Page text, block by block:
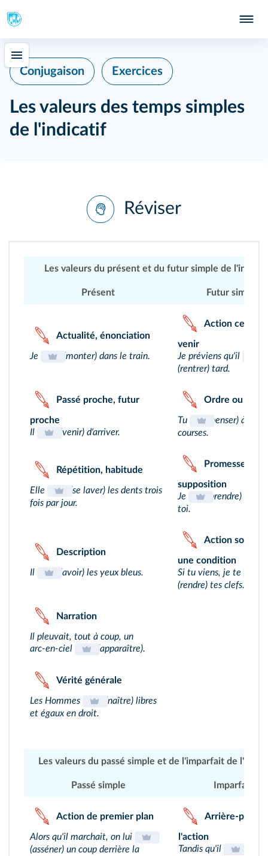
Conjugaison Exercices
Les valeurs des temps simples
de l'indicatif
Réviser
Les valeurs du présent et du futur simple de
Présent Futur simple
Actualité, énonciation
Je (monter) dans le train.
Action
venir
Je préviens qu'il
(rentrer) tard.
Passé proche, futur
proche
Il
(venir) d'arriver.
Ordre ou
Tu
(penser) à
courses.
Répétition, habitude
Elle
(se laver) les dents trois
fois par jour.
Promesse ou
supposition
Je
(prendre) soin
toi.
Description
Il (avoir) les yeux bleus.
Action
une condition
Si tu viens, je te
(rendre) tes clefs.
Narration
Il pleuvait, tout à coup, un
arc‑en‑ciel
(apparaître).
Vérité générale
Les Hommes
(naître) libres
et égaux en droit.
Les valeurs du passé simple et de l'imparfait de
Passé simple Imparfait
Action de premier plan
Alors qu'il marchait, on lui
(asséner) un coup derrière la
Arrière‑plan
l'action
Tandis qu'il